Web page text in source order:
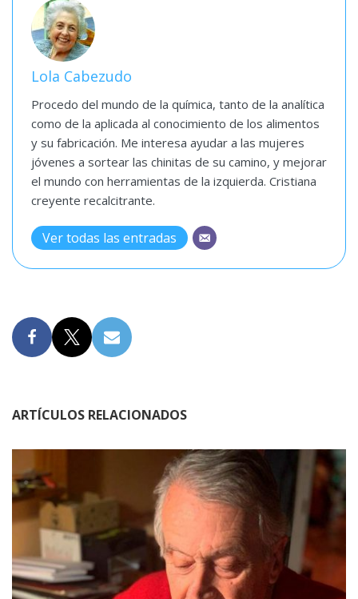
Lola Cabezudo
Procedo del mundo de la química, tanto de la analítica
como de la aplicada al conocimiento de los alimentos
y su fabricación. Me interesa ayudar a las mujeres
jóvenes a sortear las chinitas de su camino, y mejorar
el mundo con herramientas de la izquierda. Cristiana
creyente recalcitrante.
Ver todas las entradas
ARTÍCULOS RELACIONADOS